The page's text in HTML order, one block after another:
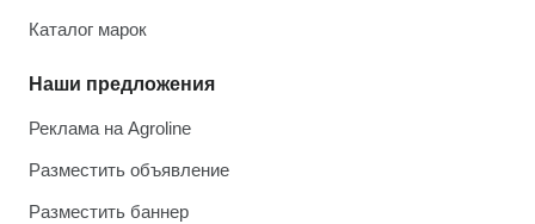
Каталог марок
Наши предложения
Реклама на Agroline
Разместить объявление
Разместить баннер